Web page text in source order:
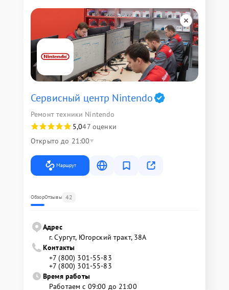
Сервисный центр Nintendo
Ремонт техники Nintendo
5,047 оценки
Открыто до 21:00
Маршрут
ОбзорОтзывы 42
Адрес
г. Сургут, Югорский тракт, 38А
Контакты
+7 (800) 301-55-83
+7 (800) 301-55-83
Время работы
Работаем с 09:00 до 21:00